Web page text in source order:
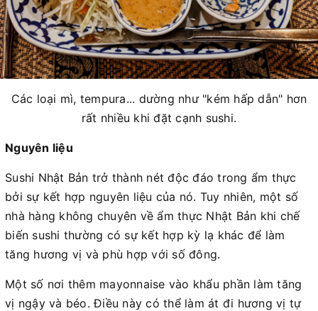
Các loại mì, tempura... dường như "kém hấp dẫn" hơn
rất nhiều khi đặt cạnh sushi.
Nguyên liệu
Sushi Nhật Bản trở thành nét độc đáo trong ẩm thực
bởi sự kết hợp nguyên liệu của nó. Tuy nhiên, một số
nhà hàng không chuyên về ẩm thực Nhật Bản khi chế
biến sushi thường có sự kết hợp kỳ lạ khác để làm
tăng hương vị và phù hợp với số đông.
Một số nơi thêm mayonnaise vào khẩu phần làm tăng
vị ngậy và béo. Điều này có thể làm át đi hương vị tự